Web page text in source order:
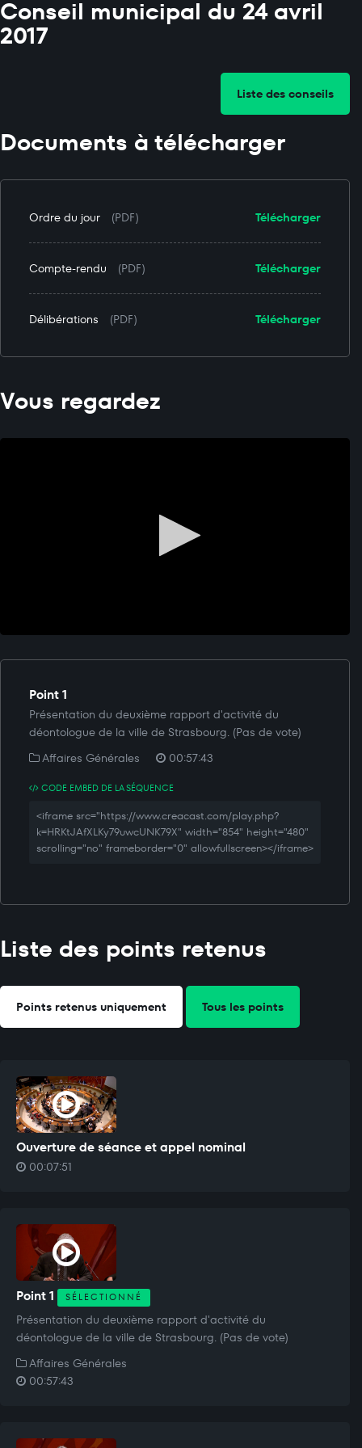
Conseil municipal du 24 avril
2017
Liste des conseils
Documents à télécharger
Télécharger
Ordre du jour (PDF)
Télécharger
Compte-rendu (PDF)
Télécharger
Délibérations (PDF)
Vous regardez
Point 1
Présentation du deuxième rapport d'activité du
déontologue de la ville de Strasbourg. (Pas de vote)
Affaires Générales
00:57:43
CODE EMBED DE LA SÉQUENCE
<iframe src="https://www.creacast.com/play.php?
k=HRKtJAfXLKy79uwcUNK79X" width="854" height="480"
scrolling="no" frameborder="0" allowfullscreen></iframe>
Liste des points retenus
Points retenus uniquement Tous les points
Ouverture de séance et appel nominal
00:07:51
Point 1 SÉLECTIONNÉ
Présentation du deuxième rapport d'activité du
déontologue de la ville de Strasbourg. (Pas de vote)
Affaires Générales
00:57:43